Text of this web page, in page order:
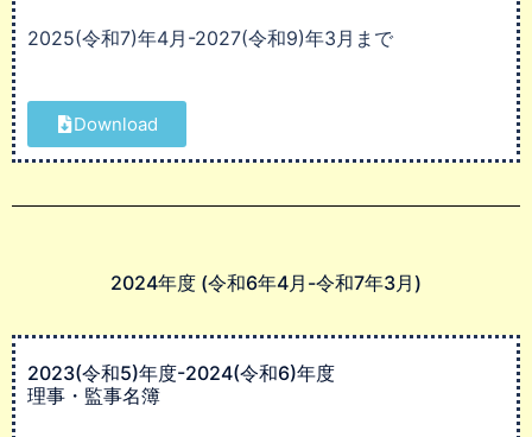
2025(令和7)年4月-2027(令和9)年3月まで
Download
2024年度 (令和6年4月-令和7年3月)
2023(令和5)年度-2024(令和6)年度
理事・監事名簿